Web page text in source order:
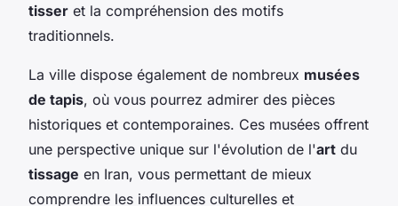
tisser et la compréhension des motifs
traditionnels.
La ville dispose également de nombreux musées
de tapis, où vous pourrez admirer des pièces
historiques et contemporaines. Ces musées offrent
une perspective unique sur l'évolution de l'art du
tissage en Iran, vous permettant de mieux
comprendre les influences culturelles et